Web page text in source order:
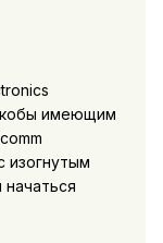
имеющим
изогнутым